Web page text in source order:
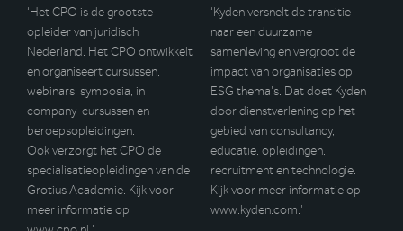
‘Het CPO is de grootste
opleider van juridisch
Nederland. Het CPO ontwikkelt
en organiseert cursussen,
webinars, symposia, in
company-cursussen en
beroepsopleidingen.
Ook verzorgt het CPO de
specialisatieopleidingen van de
Grotius Academie. Kijk voor
meer informatie op
‘Kyden versnelt de transitie
naar een duurzame
samenleving en vergroot de
impact van organisaties op
ESG thema’s. Dat doet Kyden
door dienstverlening op het
gebied van consultancy,
educatie, opleidingen,
recruitment en technologie.
Kijk voor meer informatie op
www.kyden.com.’